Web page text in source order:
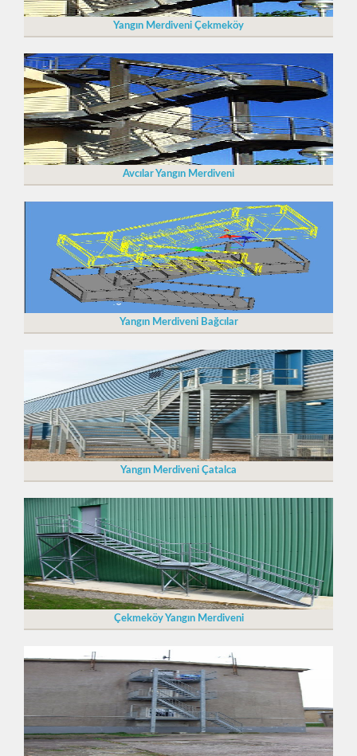
Yangın Merdiveni Çekmeköy
Avcılar Yangın Merdiveni
Yangın Merdiveni Bağcılar
Yangın Merdiveni Çatalca
Çekmeköy Yangın Merdiveni